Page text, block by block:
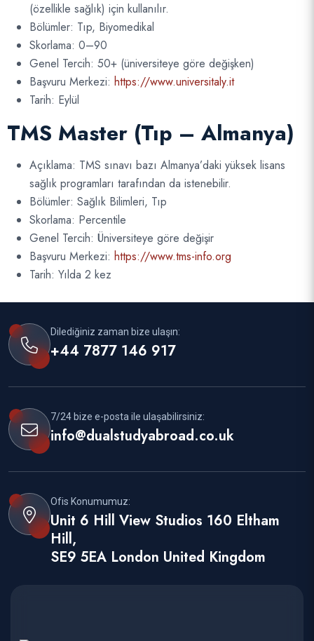
(özellikle sağlık) için kullanılır.
Bölümler: Tıp, Biyomedikal
Skorlama: 0–90
Genel Tercih: 50+ (üniversiteye göre değişken)
Başvuru Merkezi: https://www.universitaly.it
Tarih: Eylül
TMS Master (Tıp – Almanya)
Açıklama: TMS sınavı bazı Almanya’daki yüksek lisans
sağlık programları tarafından da istenebilir.
Bölümler: Sağlık Bilimleri, Tıp
Skorlama: Percentile
Genel Tercih: Üniversiteye göre değişir
Başvuru Merkezi: https://www.tms-info.org
Tarih: Yılda 2 kez
Dilediğiniz zaman bize ulaşın:
+44 7877 146 917
7/24 bize e-posta ile ulaşabilirsiniz:
info@dualstudyabroad.co.uk
Ofis Konumumuz:
Unit 6 Hill View Studios 160 Eltham
Hill,
SE9 5EA London United Kingdom